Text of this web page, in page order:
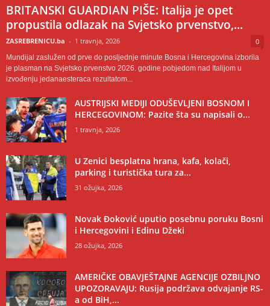
BRITANSKI GUARDIAN PIŠE: Italija je opet
propustila odlazak na Svjetsko prvenstvo,...
ZASREBRENICU.ba - 1 travnja, 2026 0
Mundijal zaslužen od prve do posljednje minute Bosna i Hercegovina izborila
je plasman na Svjetsko prvenstvo 2026. godine pobjedom nad Italijom u
izvođenju jedanaesteraca rezultatom...
AUSTRIJSKI MEDIJI ODUŠEVLJENI BOSNOM I
HERCEGOVINOM: Pazite šta su napisali o...
1 travnja, 2026
U Zenici besplatna hrana, kafa, kolači,
parking i turistička tura za...
31 ožujka, 2026
Novak Đoković uputio posebnu poruku Bosni
i Hercegovini i Edinu Džeki
28 ožujka, 2026
AMERIČKE OBAVJEŠTAJNE AGENCIJE OZBILJNO
UPOZORAVAJU: Rusija podržava odvajanje RS-
a od BiH,...